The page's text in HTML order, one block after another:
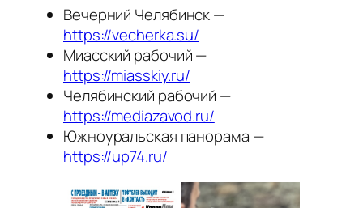
Вечерний Челябинск —
https://vecherka.su/
Миасский рабочий —
https://miasskiy.ru/
Челябинский рабочий —
https://mediazavod.ru/
Южноуральская панорама —
https://up74.ru/